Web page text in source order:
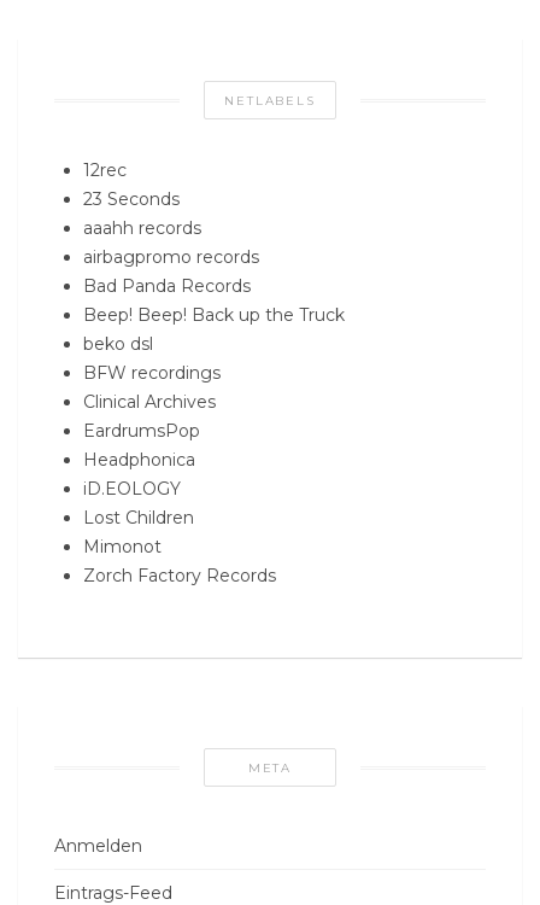
NETLABELS
12rec
23 Seconds
aaahh records
airbagpromo records
Bad Panda Records
Beep! Beep! Back up the Truck
beko dsl
BFW recordings
Clinical Archives
EardrumsPop
Headphonica
iD.EOLOGY
Lost Children
Mimonot
Zorch Factory Records
META
Anmelden
Eintrags-Feed